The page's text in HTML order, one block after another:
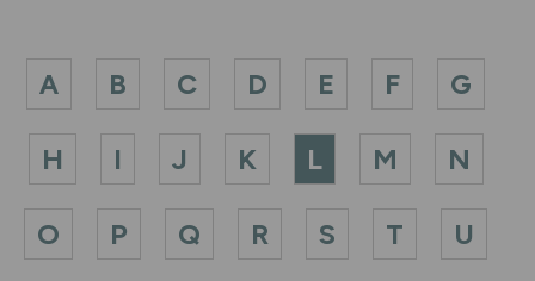
A B C D E F G
H I J K L M N
O P Q R S T U